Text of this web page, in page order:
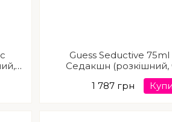
Guess Seductive 75ml
Седакшн (розкішний,
сексуальний)
1 787 грн